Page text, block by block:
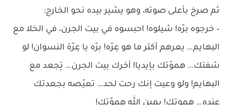
ثم صرخ بأعلى صوته، وهو يشير بيده نحو الخارج:
– خرجوه برّه! شيلوه! احبسوه في بيت الجرن، في الخلا مع
البهايم… يعرهم أكتر ما هو عِرّه! برّه يا عِرّة النسوان! لو
شفتك… هموّتك بإيديا! آخرك بيت الجرن… تِجعد مع
البهايم! ولو وعيت إنك رحت لحد… تعيّصه بجعدتك
عنده… هموتك! يمين الله هموّتك!